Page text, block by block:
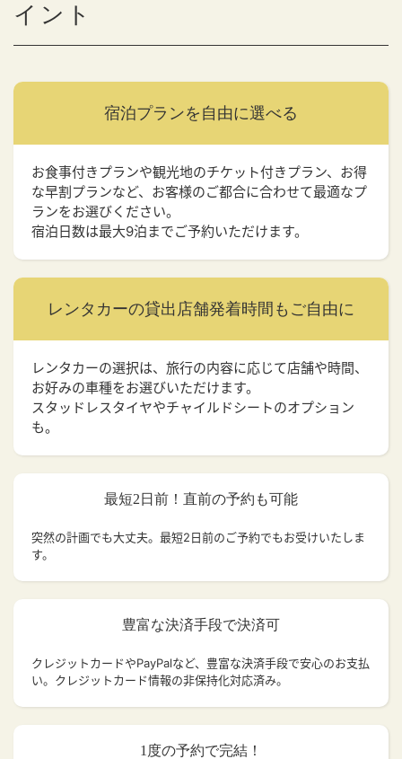
イント
宿泊プランを 自由に選べる
お食事付きプランや観光地のチケット付きプラン、お得
な早割プランなど、お客様のご都合に合わせて最適なプ
ランをお選びください。
宿泊日数は最大9泊までご予約いただけます。
レンタカーの貸出店舗発着時間もご自由に
レンタカーの選択は、旅行の内容に応じて店舗や時間、
お好みの車種をお選びいただけます。
スタッドレスタイヤやチャイルドシートのオプション
も。
最短2日前！直前の予約も可能
突然の計画でも大丈夫。 最短2日前のご予約でもお受けいたしま
す。
豊富な決済手段で決済可
クレジットカードやPayPalなど、豊富な決済手段で安心のお支払
い。クレジットカード情報の非保持化対応済み。
1度の予約で完結！